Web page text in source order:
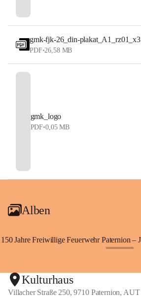
gmk-fjk-26_din-plakat_A1_rz01_x3
PDF•26,58 MB
gmk_logo
PDF•0,05 MB
Alben
Kulturhaus
Villacher Straße 250, 9710 Paternion, AUT